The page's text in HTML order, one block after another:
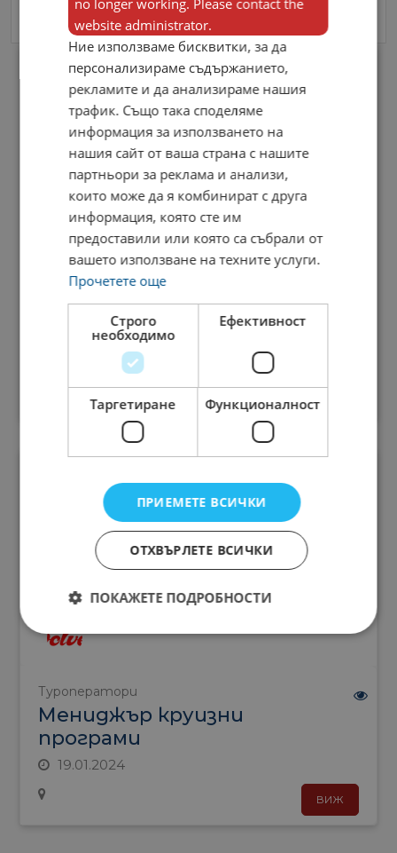
Изпрати Съобщение
TA Solvex
Туроператори
Мениджър изходящ
туризъм
31.03.2025
Solvex
Туроператори
Мениджър круизни
програми
19.01.2024
ВИЖ
no longer working. Please contact the
website administrator.
Ние използваме бисквитки, за да
персонализираме съдържанието,
рекламите и да анализираме нашия
трафик. Също така споделяме
информация за използването на
нашия сайт от ваша страна с нашите
партньори за реклама и анализи,
които може да я комбинират с друга
информация, която сте им
предоставили или която са събрали от
вашето използване на техните услуги.
Прочетете още
Строго
необходимо
Ефективност
Таргетиране Функционалност
ПРИЕМЕТЕ ВСИЧКИ
ОТХВЪРЛЕТЕ ВСИЧКИ
ПОКАЖЕТЕ ПОДРОБНОСТИ